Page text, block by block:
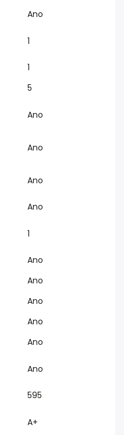
Ano
1
1
5
Ano
Ano
Ano
Ano
1
Ano
Ano
Ano
Ano
Ano
Ano
595
A+